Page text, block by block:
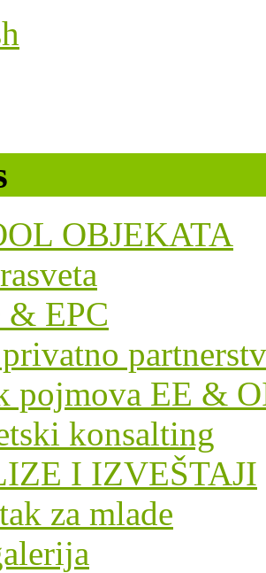
OBJEKATA
& EPC
pojmova EE &
konsalting
I IZVEŠTAJI
za mlade